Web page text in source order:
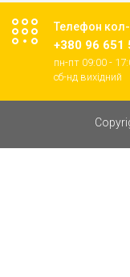
Телефон кол-
+380 96 651
пн-пт 09:00 -
cб-нд вихідний